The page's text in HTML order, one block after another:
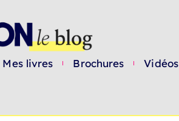
Mes livres Brochures Vidéos